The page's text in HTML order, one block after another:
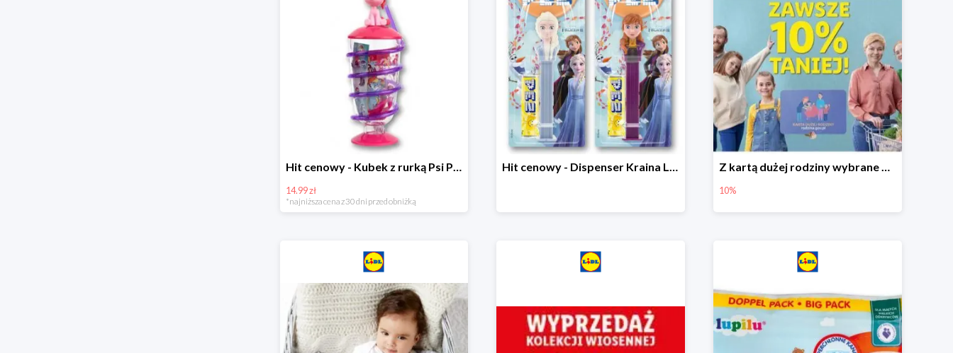
Hit cenowy - Kubek z rurką Psi Patrol, PONY, Minionki, Peppa
14.99 zł
*najniższa cena z 30 dni przed obniżką
Hit cenowy - Dispenser Kraina Lodu Z kartą dużej rodziny wybrane produkty w Lidlu -10%
10%